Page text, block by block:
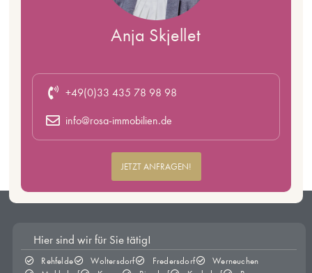
Anja Skjellet
+49(0)33 435 78 98 98
info@rosa-immobilien.de
JETZT ANFRAGEN!
Hier sind wir für Sie tätig!
Rehfelde Woltersdorf Fredersdorf
Werneuchen